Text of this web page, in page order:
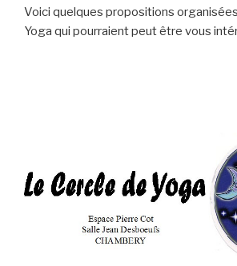
Voici quelques propositions
Yoga qui pourraient peut être vous